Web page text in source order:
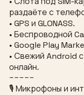
раздаёте с
• GPS и GLONASS.
• Беспроводной
• Google Play
• Свежий Android
онлайн.
−−−−−
🎙 Микрофоны и